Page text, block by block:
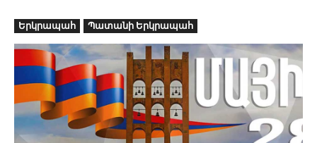
Երկրապահ Պատանի Երկրապահ